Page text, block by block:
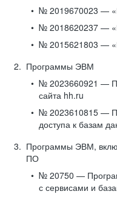
№ 2019670023 —
№ 2018620237 —
№ 2015621803 —
Программы ЭВМ
№ 2023660921 —
сайта hh.ru
№ 2023610815 —
доступа к базам
Программы ЭВМ,
ПО
№ 20750 —
с сервисами и